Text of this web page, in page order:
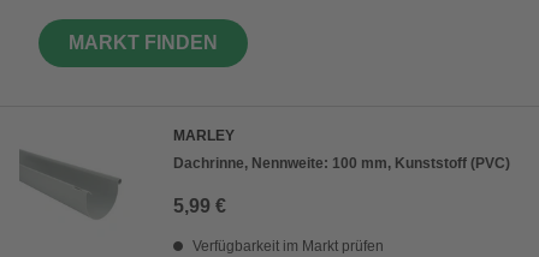
MARKT FINDEN
MARLEY
Dachrinne, Nennweite: 100 mm, Kunststoff (PVC)
5,99 €
Verfügbarkeit im Markt prüfen